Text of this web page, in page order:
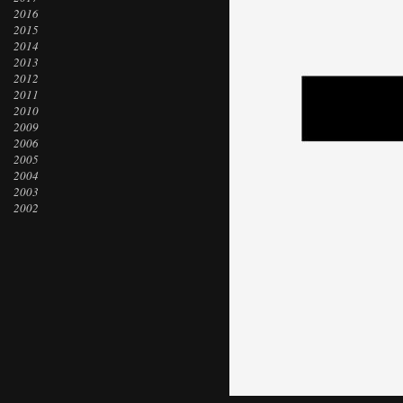
2016
2015
2014
2013
2012
2011
2010
2009
2006
2005
2004
2003
2002